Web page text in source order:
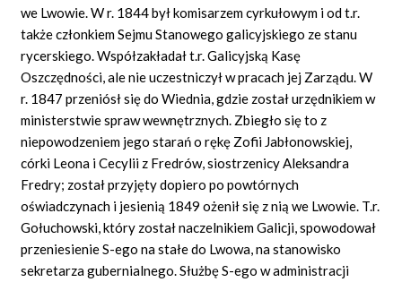
we Lwowie. W r. 1844 był komisarzem cyrkułowym i od t.r.
także członkiem Sejmu Stanowego galicyjskiego ze stanu
rycerskiego. Współzakładał t.r. Galicyjską Kasę
Oszczędności, ale nie uczestniczył w pracach jej Zarządu. W
r. 1847 przeniósł się do Wiednia, gdzie został urzędnikiem w
ministerstwie spraw wewnętrznych. Zbiegło się to z
niepowodzeniem jego starań o rękę Zofii Jabłonowskiej,
córki Leona i Cecylii z Fredrów, siostrzenicy Aleksandra
Fredry; został przyjęty dopiero po powtórnych
oświadczynach i jesienią 1849 ożenił się z nią we Lwowie. T.r.
Gołuchowski, który został naczelnikiem Galicji, spowodował
przeniesienie S-ego na stałe do Lwowa, na stanowisko
sekretarza gubernialnego. Służbę S-ego w administracji